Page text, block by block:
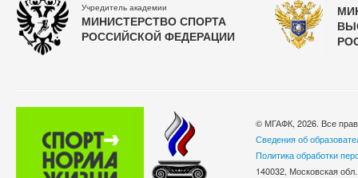
Учредитель академии
МИНИСТЕРСТВО СПОРТА
РОССИЙСКОЙ ФЕДЕРАЦИИ
© МГАФК, 2026. Все
Сведения об
Политика обработки
140032, Московская